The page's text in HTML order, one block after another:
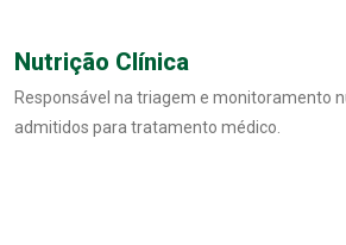
Nutrição Clínica
Responsável na triagem e monitoramento
admitidos para tratamento médico.